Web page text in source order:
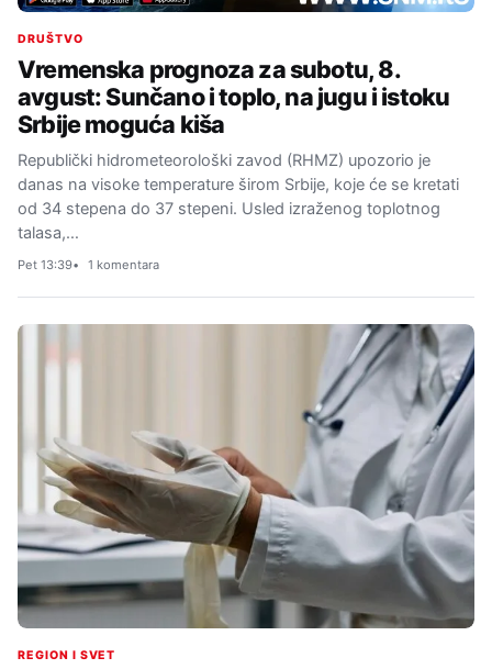
DRUŠTVO
Vremenska prognoza za subotu, 8.
avgust: Sunčano i toplo, na jugu i istoku
Srbije moguća kiša
Republički hidrometeorološki zavod (RHMZ) upozorio je
danas na visoke temperature širom Srbije, koje će se kretati
od 34 stepena do 37 stepeni. Usled izraženog toplotnog
talasa,…
Pet 13:39 1 komentara
REGION I SVET